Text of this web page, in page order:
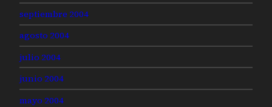
septiembre 2004
agosto 2004
julio 2004
junio 2004
mayo 2004